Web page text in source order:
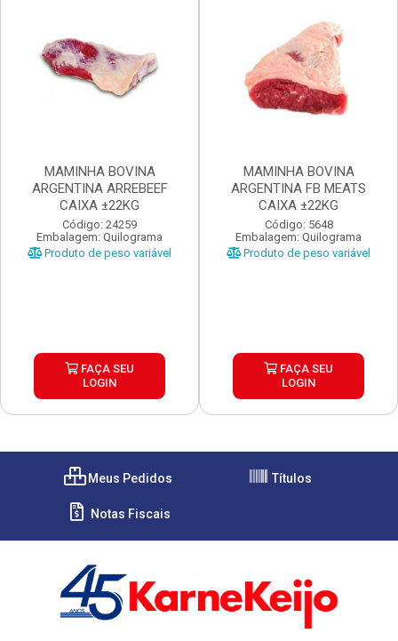
MAMINHA BOVINA
ARGENTINA ARREBEEF
CAIXA ±22KG
Código: 24259
Embalagem: Quilograma
Produto de peso variável
FAÇA SEU
LOGIN
MAMINHA BOVINA
ARGENTINA FB MEATS
CAIXA ±22KG
Código: 5648
Embalagem: Quilograma
Produto de peso variável
FAÇA SEU
LOGIN
Meus Pedidos Títulos
Notas Fiscais